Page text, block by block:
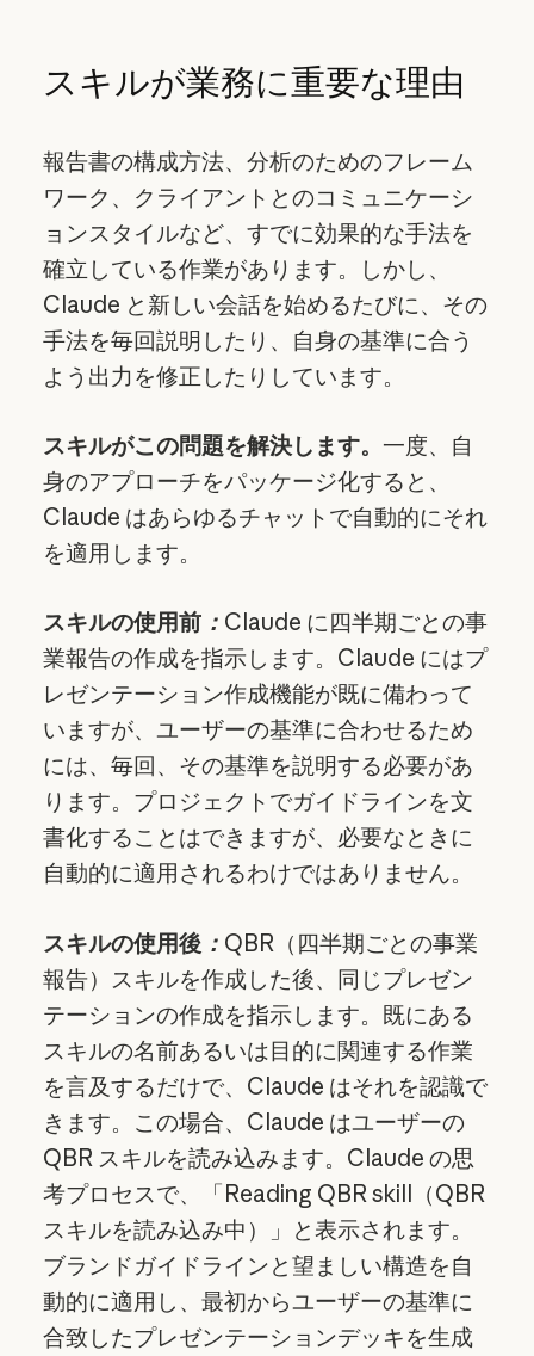
スキルが業務に重要な理由
報告書の構成方法、分析のためのフレーム
ワーク、クライアントとのコミュニケーシ
ョンスタイルなど、すでに効果的な手法を
確立している作業があります。しかし、
Claude と新しい会話を始めるたびに、その
手法を毎回説明したり、自身の基準に合う
よう出力を修正したりしています。
スキルがこの問題を解決します。 一度、自
身のアプローチをパッケージ化すると、
Claude はあらゆるチャットで自動的にそれ
を適用します。
スキルの使用前： Claude に四半期ごとの事
業報告の作成を指示します。Claude にはプ
レゼンテーション作成機能が既に備わって
いますが、ユーザーの基準に合わせるため
には、毎回、その基準を説明する必要があ
ります。プロジェクトでガイドラインを文
書化することはできますが、必要なときに
自動的に適用されるわけではありません。
スキルの使用後： QBR（四半期ごとの事業
報告）スキルを作成した後、同じプレゼン
テーションの作成を指示します。既にある
スキルの名前あるいは目的に関連する作業
を言及するだけで、Claude はそれを認識で
きます。この場合、Claude はユーザーの
QBR スキルを読み込みます。Claude の思
考プロセスで、「Reading QBR skill（QBR
スキルを読み込み中）」と表示されます。
ブランドガイドラインと望ましい構造を自
動的に適用し、最初からユーザーの基準に
合致したプレゼンテーションデッキを生成